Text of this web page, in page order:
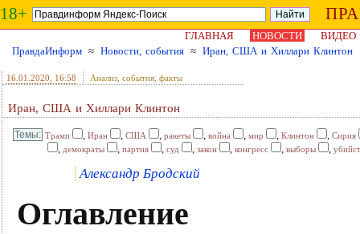
18+
ГЛАВНАЯ НОВОСТИ
ВИДЕО
ПравдаИнформ ≈ Новости, события ≈ Иран, США и Хиллари Клинтон
16.01.2020 , 16:58 Анализ, события, факты
Иран, США и Хиллари Клинтон
Трамп , Иран , США , ракеты , война , мир , Клинтон , Сирия
, демократы , партия , суд , закон , конгресс , выборы ,
Александр Бродский
Оглавление